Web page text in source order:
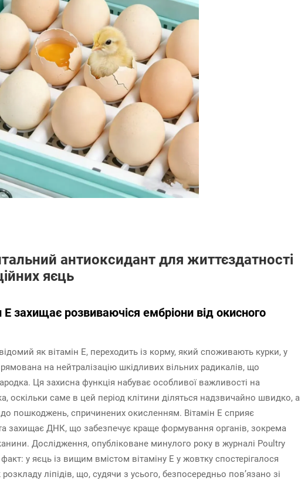
антиоксидант для життєздатності
яєць
захищає розвиваючіся ембріони від окисного
як вітамін Е, переходить із корму, який споживають курки, у
на нейтралізацію шкідливих вільних радикалів, що
Ця захисна функція набуває особливої важливості на
оскільки саме в цей період клітини діляться надзвичайно швидко, а
пошкоджень, спричинених окисленням. Вітамін Е сприяє
захищає ДНК, що забезпечує краще формування органів, зокрема
Дослідження, опубліковане минулого року в журналі Poultry
у яєць із вищим вмістом вітаміну Е у жовтку спостерігалося
ліпідів, що, судячи з усього, безпосередньо пов’язано зі